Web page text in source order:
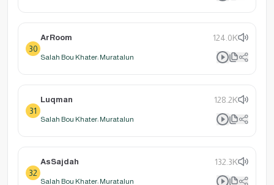
30
ArRoom 124.0K
Salah Bou Khater: Muratalun
31
Luqman 128.2K
Salah Bou Khater: Muratalun
32
AsSajdah 132.3K
Salah Bou Khater: Muratalun